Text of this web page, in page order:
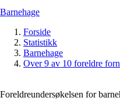
Barnehage
Forside
Statistikk
Barnehage
Over 9 av 10 foreldre
Foreldreundersøkelsen for